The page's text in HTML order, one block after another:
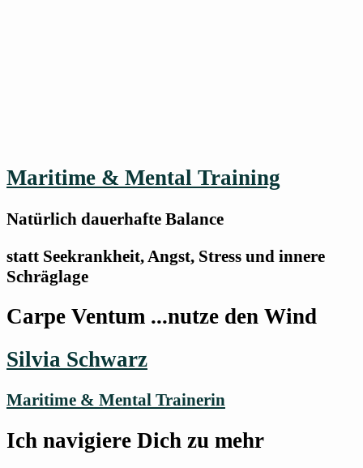
Maritime & Mental Training
Natürlich dauerhafte Balance
statt Seekrankheit, Angst, Stress und innere
Schräglage​
Carpe Ventum ...nutze den Wind
Silvia Schwarz
Maritime & Mental Trainerin
Ich navigiere Dich zu mehr